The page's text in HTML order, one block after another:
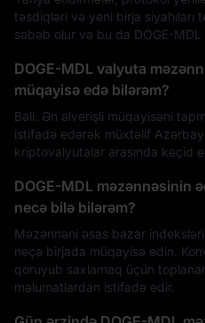
təsdiqləri və yeni birja
səbəb olur və bu da DOGE-
DOGE-MDL valyuta
müqayisə edə bilərəm?
Bəli. Ən əlverişli müqayisəni
istifadə edərək müxtəlif
kriptovalyutalar arasında keçid
DOGE-MDL məzənnəsinin
necə bilə bilərəm?
Məzənnəni əsas bazar
neçə birjada müqayisə edin.
qoruyub saxlamaq üçün
məlumatlardan istifadə edir.